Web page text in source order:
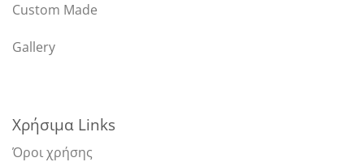
Custom Made
Gallery
Χρήσιμα Links
Όροι χρήσης